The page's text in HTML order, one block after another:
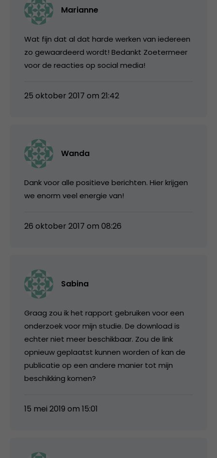
Marianne
Wat fijn dat al dat harde werken van iedereen
zo gewaardeerd wordt! Bedankt Zoetermeer
voor de reacties op social media!
25 oktober 2017 om 21:42
Wanda
Dank voor alle positieve berichten. Hier krijgen
we enorm veel energie van!
26 oktober 2017 om 08:26
Sabina
Graag zou ik het rapport gebruiken voor een
onderzoek voor mijn studie. De download is
echter niet meer beschikbaar. Zou de link
opnieuw geplaatst kunnen worden of kan de
publicatie op een andere manier tot mijn
beschikking komen?
15 mei 2019 om 15:01